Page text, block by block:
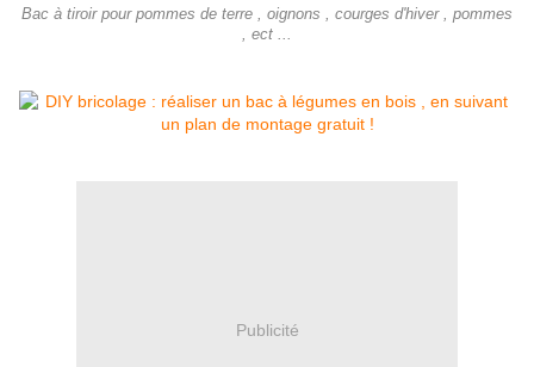
Bac à tiroir pour pommes de terre , oignons , courges d'hiver , pommes
, ect ...
Publicité